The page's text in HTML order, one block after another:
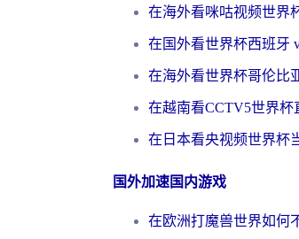
国外加速国内游戏